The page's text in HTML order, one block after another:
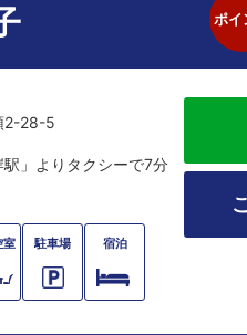
ポイ
2-28-5
駅」よりタクシーで7分
室 駐車場 宿泊